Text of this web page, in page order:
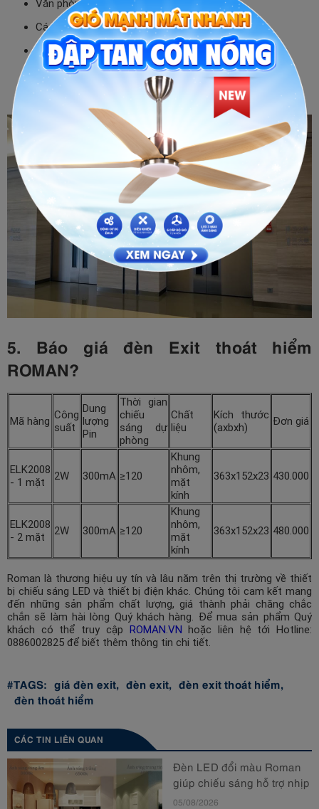
Văn phòng, công ty
Các tổ chức, cơ quan, trường học
Khu chung cư, nhà cao tầng
Tầng hầm để xe, kho bãi
Nhà xưởng, khu công nghiệp, khu sản xuất, khu chế xuất
5. Báo giá đèn Exit thoát hiểm
ROMAN?
Mã hàng Công
suất
Dung
lượng
Pin
Thời gian
chiếu
sáng dự
phòng
Chất
liệu
Kích thước
(axbxh)
Đơn giá
ELK2008
- 1 mặt
2W 300mA ≥120
Khung
nhôm,
mặt
kính
363x152x23 430.000
ELK2008
- 2 mặt
2W 300mA ≥120
Khung
nhôm,
mặt
kính
363x152x23 480.000
Roman là thương hiệu uy tín và lâu năm trên thị trường về thiết
bị chiếu sáng LED và thiết bị điện khác. Chúng tôi cam kết mang
đến những sản phẩm chất lượng, giá thành phải chăng chắc
chắn sẽ làm hài lòng Quý khách hàng. Để mua sản phẩm Quý
khách có thể truy cập
ROMAN.VN hoặc liên hệ tới Hotline:
0886002825 để biết thêm thông tin chi tiết.
#TAGS: giá đèn exit, đèn exit, đèn exit thoát hiểm,
đèn thoát hiểm
CÁC TIN LIÊN QUAN
Đèn LED đổi màu Roman
giúp chiếu sáng hỗ trợ nhịp
sinh học
05/08/2026